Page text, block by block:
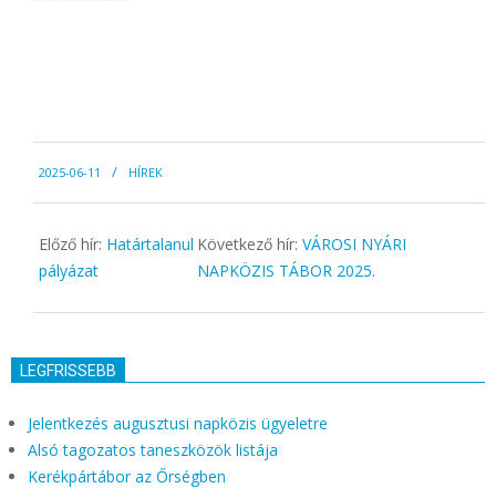
06-
11
2025-06-11 HÍREK
Előző hír: Határtalanul
pályázat
Következő hír: VÁROSI NYÁRI
NAPKÖZIS TÁBOR 2025.
LEGFRISSEBB
Jelentkezés augusztusi napközis ügyeletre
Alsó tagozatos taneszközök listája
Kerékpártábor az Őrségben